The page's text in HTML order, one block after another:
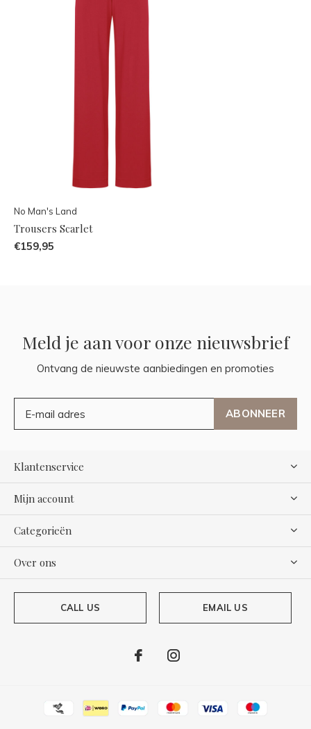
No Man's Land
Trousers Scarlet
€159,95
Meld je aan voor onze nieuwsbrief
Ontvang de nieuwste aanbiedingen en promoties
ABONNEER
Klantenservice
Mijn account
Categorieën
Over ons
CALL US EMAIL US